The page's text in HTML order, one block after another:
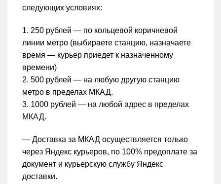
следующих условиях:
1. 250 рублей — по кольцевой коричневой
линии метро (выбираете станцию, назначаете
время — курьер приедет к назначенному
времени)
2. 500 рублей — на любую другую станцию
метро в пределах МКАД.
3. 1000 рублей — на любой адрес в пределах
МКАД.
— Доставка за МКАД осуществляется только
через Яндекс курьеров, по 100% предоплате за
документ и курьерскую службу Яндекс
доставки.